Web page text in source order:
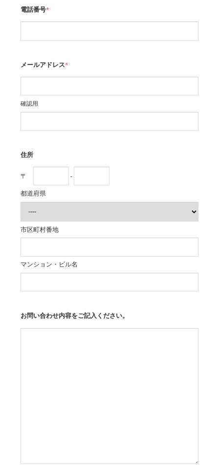
電話番号*
メールアドレス*
確認用
住所
〒 -
都道府県
市区町村番地
マンション・ビル名
お問い合わせ内容をご記入ください。